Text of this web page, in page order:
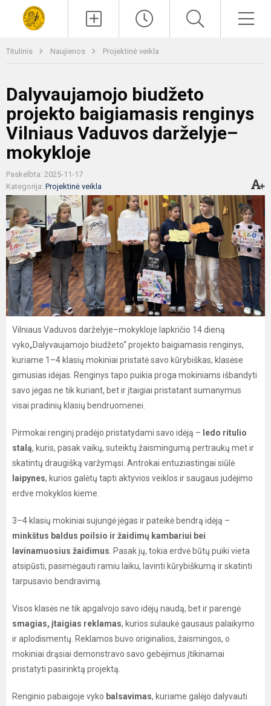
Titulinis Naujienos Projektinė veikla
Dalyvaujamojo biudžeto
projekto baigiamasis renginys
Vilniaus Vaduvos darželyje–
mokykloje
Paskelbta: 2025-11-17
Kategorija: Projektinė veikla
Vilniaus Vaduvos darželyje–mokykloje lapkričio 14 dieną
vyko„Dalyvaujamojo biudžeto“ projekto baigiamasis renginys,
kuriame 1–4 klasių mokiniai pristatė savo kūrybiškas, klasėse
gimusias idėjas. Renginys tapo puikia proga mokiniams išbandyti
savo jėgas ne tik kuriant, bet ir įtaigiai pristatant sumanymus
visai pradinių klasių bendruomenei.
Pirmokai renginį pradėjo pristatydami savo idėją – ledo ritulio
stalą, kuris, pasak vaikų, suteiktų žaismingumą pertraukų met ir
skatintų draugišką varžymąsi. Antrokai entuziastingai siūlė
laipynes, kurios galėtų tapti aktyvios veiklos ir saugaus judėjimo
erdve mokyklos kieme.
3–4 klasių mokiniai sujungė jėgas ir pateikė bendrą idėją –
minkštus baldus poilsio ir žaidimų kambariui bei
lavinamuosius žaidimus . Pasak jų, tokia erdvė būtų puiki vieta
atsipūsti, pasimėgauti ramiu laiku, lavinti kūrybiškumą ir skatinti
tarpusavio bendravimą.
Visos klasės ne tik apgalvojo savo idėjų naudą, bet ir parengė
smagias, įtaigias reklamas, kurios sulaukė gausaus palaikymo
ir aplodismentų. Reklamos buvo originalios, žaismingos, o
mokiniai drąsiai demonstravo savo gebėjimus įtikinamai
pristatyti pasirinktą projektą.
Renginio pabaigoje vyko balsavimas, kuriame galėjo dalyvauti